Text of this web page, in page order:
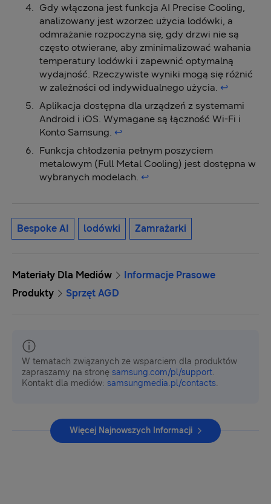
Gdy włączona jest funkcja AI Precise Cooling,
analizowany jest wzorzec użycia lodówki, a
odmrażanie rozpoczyna się, gdy drzwi nie są
często otwierane, aby zminimalizować wahania
temperatury lodówki i zapewnić optymalną
wydajność. Rzeczywiste wyniki mogą się różnić
w zależności od indywidualnego użycia. ↩︎
Aplikacja dostępna dla urządzeń z systemami
Android i iOS. Wymagane są łączność Wi-Fi i
Konto Samsung. ↩︎
Funkcja chłodzenia pełnym poszyciem
metalowym (Full Metal Cooling) jest dostępna w
wybranych modelach. ↩︎
Bespoke AI lodówki Zamrażarki
Materiały Dla Mediów
Informacje Prasowe
Produkty
Sprzęt AGD
W tematach związanych ze wsparciem dla produktów
zapraszamy na stronę samsung.com/pl/support.
Kontakt dla mediów: samsungmedia.pl/contacts.
Więcej Najnowszych Informacji